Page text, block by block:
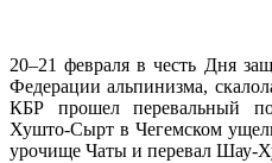
20–21 февраля в честь Дня
Федерации альпинизма,
КБР прошел перевальный
Хушто-Сырт в Чегемском
урочище Чаты и перевал Шау-